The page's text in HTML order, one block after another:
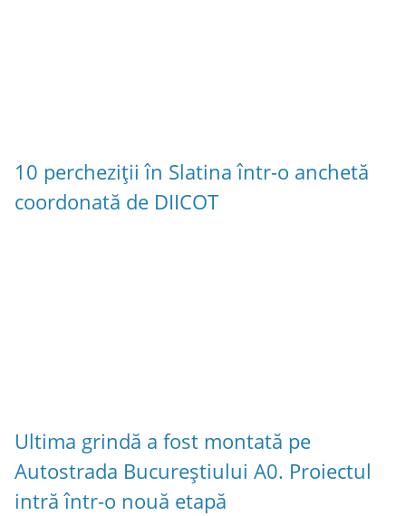
10 percheziții în Slatina într-o anchetă
coordonată de DIICOT
Ultima grindă a fost montată pe
Autostrada Bucureștiului A0. Proiectul
intră într-o nouă etapă